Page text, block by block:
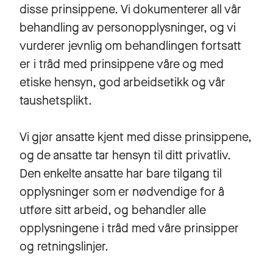
disse prinsippene. Vi dokumenterer all vår
behandling av personopplysninger, og vi
vurderer jevnlig om behandlingen fortsatt
er i tråd med prinsippene våre og med
etiske hensyn, god arbeidsetikk og vår
taushetsplikt.
Vi gjør ansatte kjent med disse prinsippene,
og de ansatte tar hensyn til ditt privatliv.
Den enkelte ansatte har bare tilgang til
opplysninger som er nødvendige for å
utføre sitt arbeid, og behandler alle
opplysningene i tråd med våre prinsipper
og retningslinjer.